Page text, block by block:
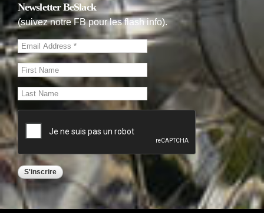
Newsletter BeSlack
(suivez notre FB pour les flash info).